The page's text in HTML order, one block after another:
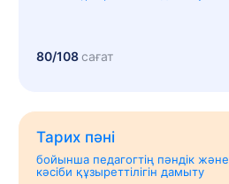
80/108сағат
Тарих пәні
бойынша педагогтің пәндік және
кәсіби құзыреттілігін дамыту